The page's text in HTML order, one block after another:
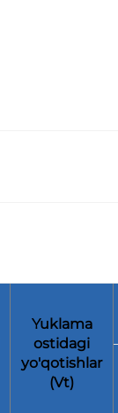
Yuklama
ostidagi
yo'qotishlar
(Vt)